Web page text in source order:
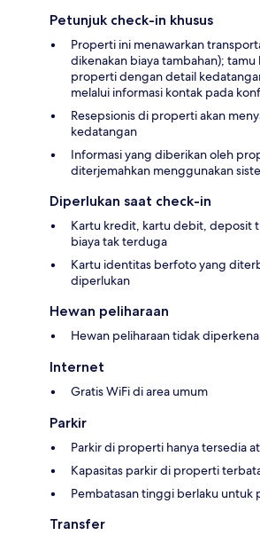
Petunjuk check-in khusus
Properti ini menawarkan
dikenakan biaya tambahan);
properti dengan detail
melalui informasi kontak pada
Resepsionis di properti akan
kedatangan
Informasi yang diberikan oleh
diterjemahkan menggunakan
Diperlukan saat check-in
Kartu kredit, kartu debit, deposit
biaya tak terduga
Kartu identitas berfoto yang
diperlukan
Hewan peliharaan
Hewan peliharaan tidak
Internet
Gratis WiFi di area umum
Parkir
Parkir di properti hanya tersedia
Kapasitas parkir di properti
Pembatasan tinggi berlaku untuk
Transfer